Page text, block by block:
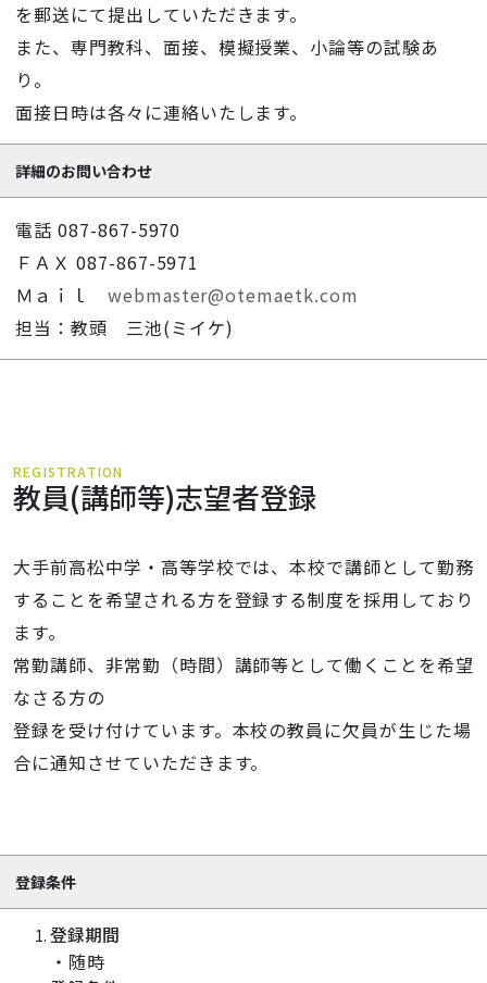
を郵送にて提出していただきます。
また、専門教科、面接、模擬授業、小論等の試験あ
り。
面接日時は各々に連絡いたします。
詳細のお問い合わせ
電話 087-867-5970
ＦＡＸ 087-867-5971
Ｍａｉｌ webmaster@otemaetk.com
担当：教頭 三池(ミイケ)
REGISTRATION
教員(講師等)志望者登録
大手前高松中学・高等学校では、本校で講師として勤務
することを希望される方を登録する制度を採用しており
ます。
常勤講師、非常勤（時間）講師等として働くことを希望
なさる方の
登録を受け付けています。本校の教員に欠員が生じた場
合に通知させていただきます。
登録条件
登録期間
・随時